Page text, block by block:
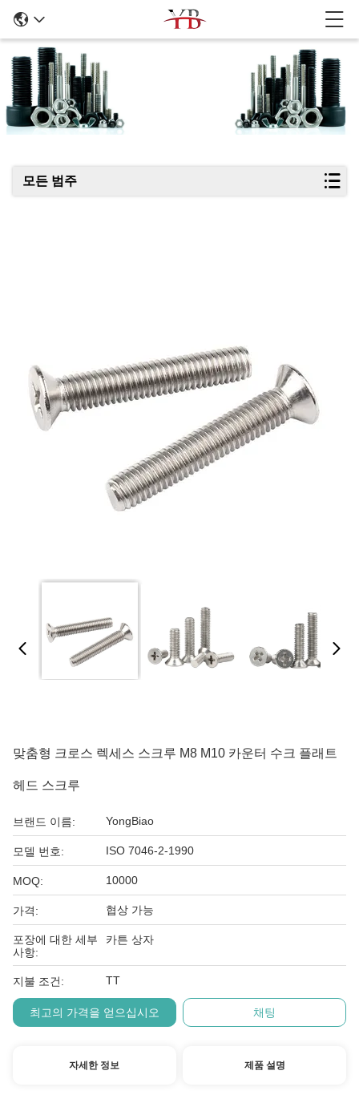
모든 범주
맞춤형 크로스 렉세스 스크루 M8 M10 카운터 수크 플래트
헤드 스크루
브랜드 이름: YongBiao
모델 번호: ISO 7046-2-1990
MOQ: 10000
가격: 협상 가능
포장에 대한 세부
사항:
카튼 상자
지불 조건: TT
최고의 가격을 얻으십시오 채팅
자세한 정보 제품 설명